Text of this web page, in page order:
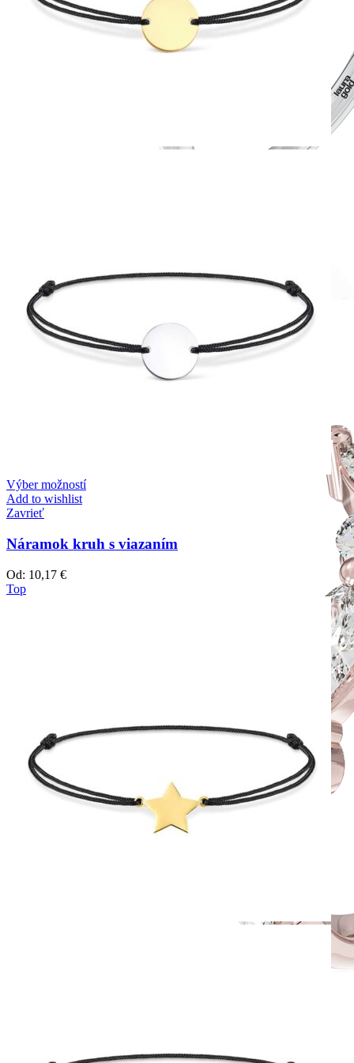
Romantic Collection
Zásnubné prstne z kolekcie Romantic.
Výber možností
Add to wishlist
Zavrieť
Náramok kruh s viazaním
Od: 10,17 €
Top